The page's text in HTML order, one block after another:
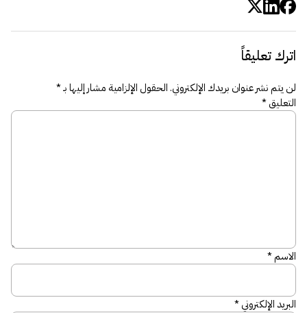
اترك تعليقاً
لن يتم نشر عنوان بريدك الإلكتروني.الحقول الإلزامية مشار إليها بـ*
التعليق*
الاسم*
البريد الإلكتروني*